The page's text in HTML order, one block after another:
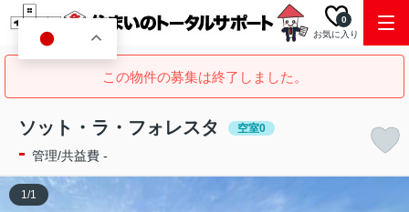
お気に入り
0
この物件の募集は終了しました。
ソット・ラ・フォレスタ 空室0
- 管理/共益費 -
1/1